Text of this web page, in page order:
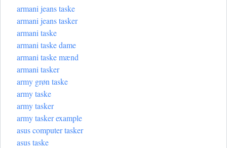
armani jeans taske
armani jeans tasker
armani taske
armani taske dame
armani taske mænd
armani tasker
army grøn taske
army taske
army tasker
army tasker example
asus computer tasker
asus taske